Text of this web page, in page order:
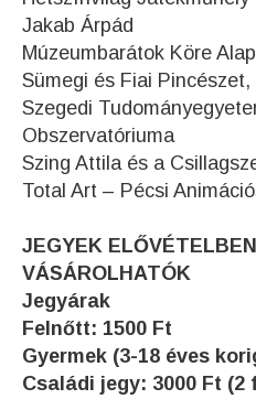
Jakab Árpád
Múzeumbarátok Köre
Sümegi és Fiai
Szegedi
Obszervatóriuma
Szing Attila és a
Total Art – Pécsi
JEGYEK
VÁSÁROLHATÓK
Jegyárak
Felnőtt: 1500 Ft
Gyermek (3-18 éves
Családi jegy: 3000 Ft